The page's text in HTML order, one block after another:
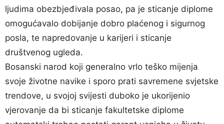
ljudima obezbjeđivala posao, pa je sticanje diplome
omogućavalo dobijanje dobro plaćenog i sigurnog
posla, te napredovanje u karijeri i sticanje
društvenog ugleda.
Bosanski narod koji generalno vrlo teško mijenja
svoje životne navike i sporo prati savremene svjetske
trendove, u svojoj svijesti duboko je ukorijenio
vjerovanje da bi sticanje fakultetske diplome